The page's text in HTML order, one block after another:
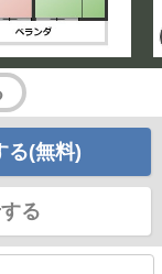
る(無料)
る